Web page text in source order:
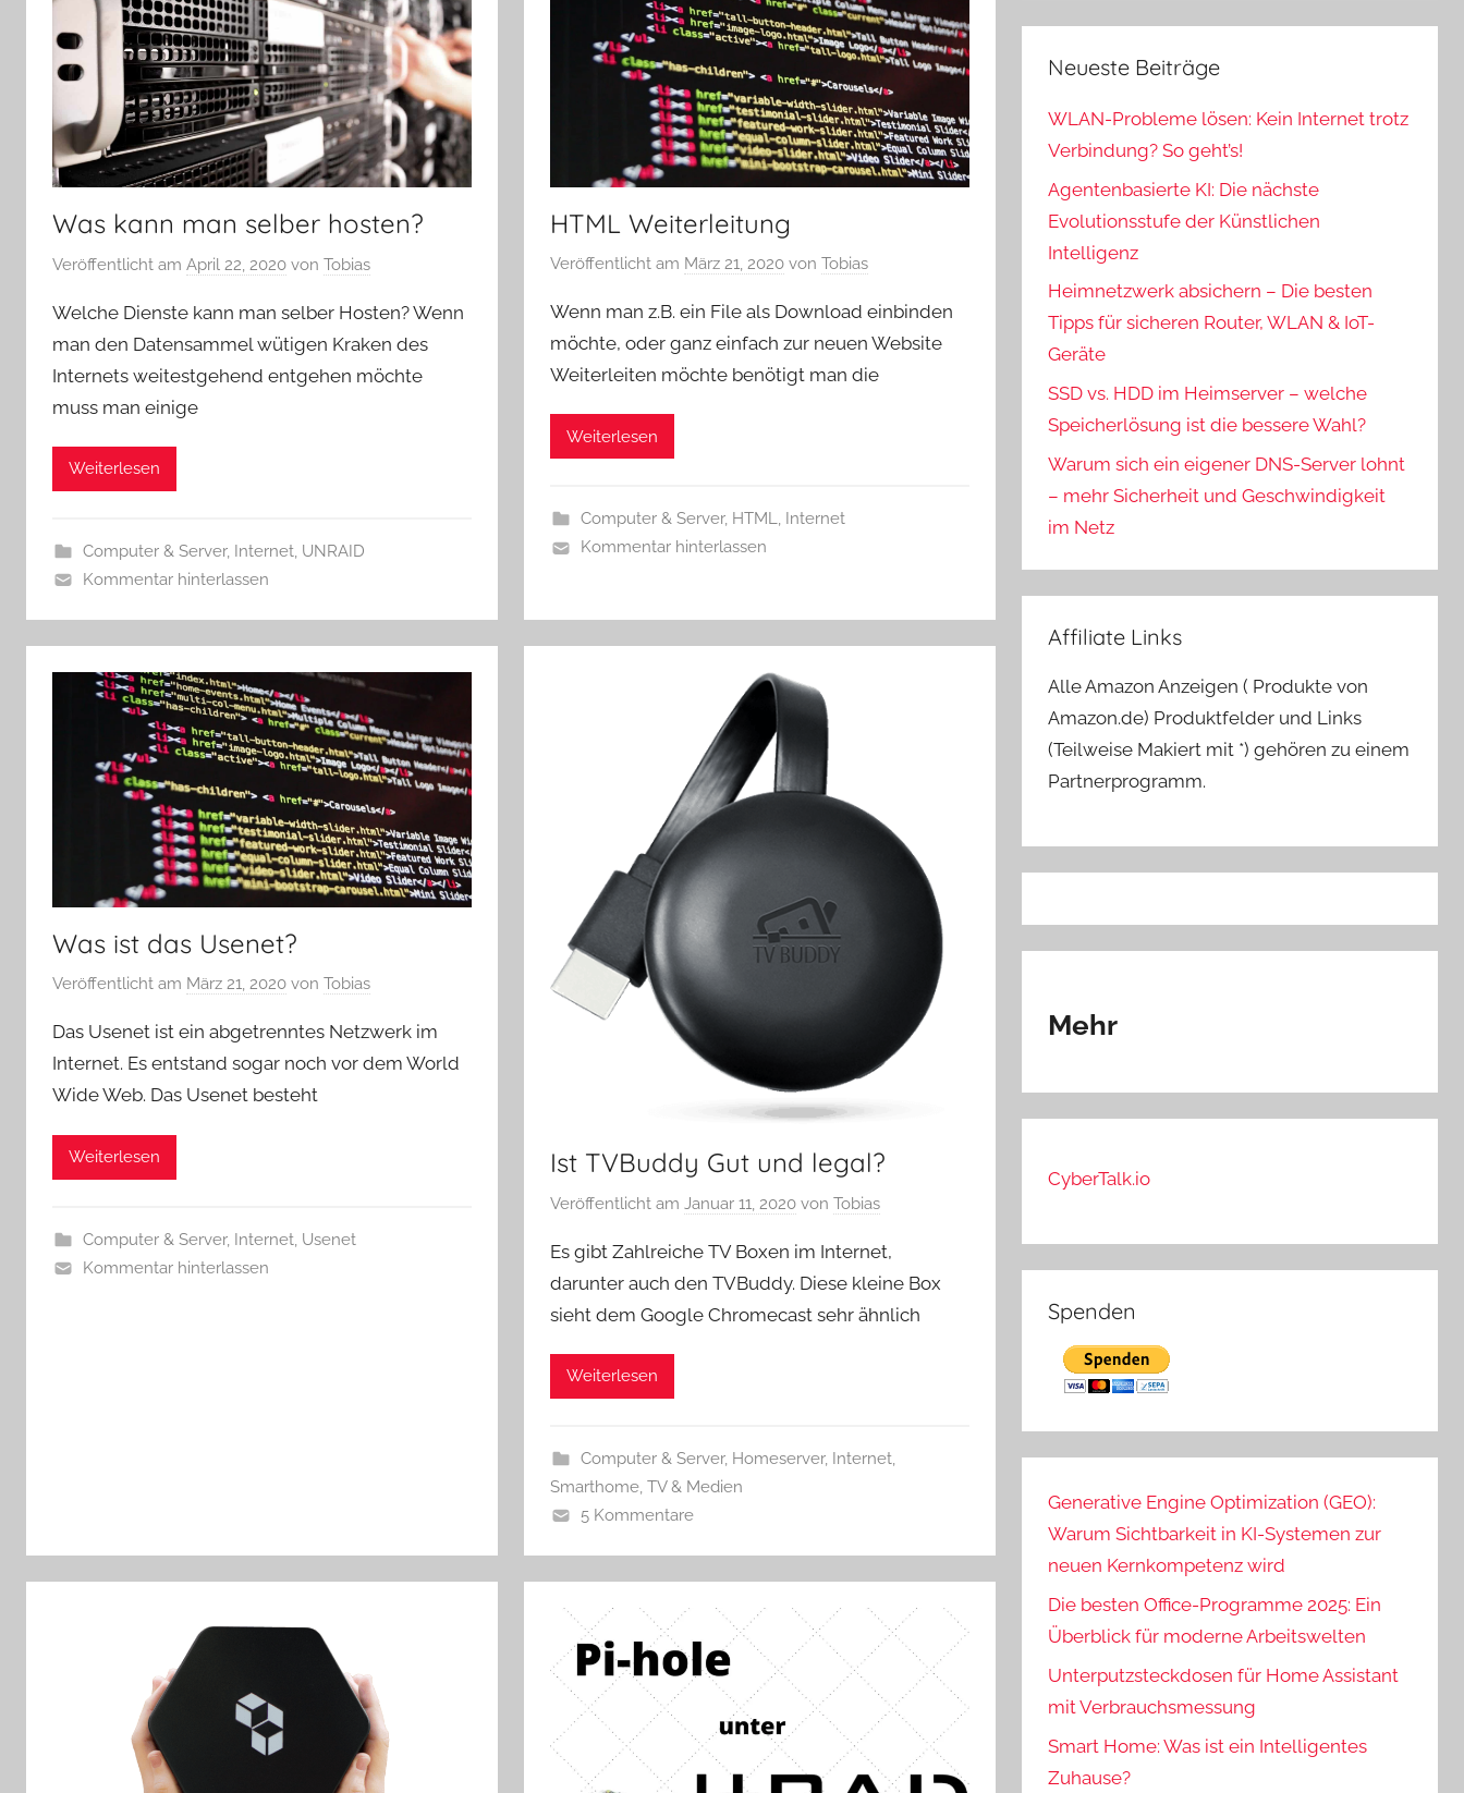
Was kann man selber hosten?
Veröffentlicht am April 22, 2020 von Tobias
Welche Dienste kann man selber Hosten? Wenn
man den Datensammel wütigen Kraken des
Internets weitestgehend entgehen möchte
muss man einige
Weiterlesen
Computer & Server, Internet, UNRAID
Kommentar hinterlassen
HTML Weiterleitung
Veröffentlicht am März 21, 2020 vonTobias
Wenn man z.B. ein File als Download einbinden
möchte, oder ganz einfach zur neuen Website
Weiterleiten möchte benötigt man die
Weiterlesen
Computer & Server, HTML, Internet
Kommentar hinterlassen
Was ist das Usenet?
Veröffentlicht am März 21, 2020 von Tobias
Das Usenet ist ein abgetrenntes Netzwerk im
Internet. Es entstand sogar noch vor dem World
Wide Web. Das Usenet besteht
Weiterlesen
Computer & Server, Internet, Usenet
Kommentar hinterlassen
Ist TVBuddy Gut und legal?
Veröffentlicht amJanuar 11, 2020 vonTobias
Es gibt Zahlreiche TV Boxen im Internet,
darunter auch den TVBuddy. Diese kleine Box
sieht dem Google Chromecast sehr ähnlich
Weiterlesen
Computer & Server, Homeserver, Internet,
Smarthome,TV & Medien
5 Kommentare
Neueste Beiträge
WLAN-Probleme lösen: Kein Internet trotz
Verbindung? So geht’s!
Agentenbasierte KI: Die nächste
Evolutionsstufe der Künstlichen
Intelligenz
Heimnetzwerk absichern – Die besten
Tipps für sicheren Router, WLAN & IoT-
Geräte
SSD vs. HDD im Heimserver – welche
Speicherlösung ist die bessere Wahl?
Warum sich ein eigener DNS-Server lohnt
– mehr Sicherheit und Geschwindigkeit
im Netz
Affiliate Links
Alle Amazon Anzeigen ( Produkte von
Amazon.de) Produktfelder und Links
(Teilweise Makiert mit *) gehören zu einem
Partnerprogramm.
Mehr
CyberTalk.io
Spenden
Generative Engine Optimization (GEO):
Warum Sichtbarkeit in KI-Systemen zur
neuen Kernkompetenz wird
Die besten Office-Programme 2025: Ein
Überblick für moderne Arbeitswelten
Unterputzsteckdosen für Home Assistant
mit Verbrauchsmessung
Smart Home: Was ist ein Intelligentes
Zuhause?